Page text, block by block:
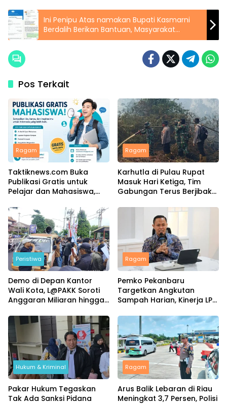
Ini Penipu Atas namakan Bupati Kasmarni
Berdalih Berikan Bantuan, Masyarakat
Diminta Waspada
Pos Terkait
Ragam
Taktiknews.com Buka
Publikasi Gratis untuk
Pelajar dan Mahasiswa,
Ragam
Karhutla di Pulau Rupat
Masuk Hari Ketiga, Tim
Gabungan Terus Berjibaku
Peristiwa
Demo di Depan Kantor
Wali Kota, L@PAKK Soroti
Anggaran Miliaran hingga
Ragam
Pemko Pekanbaru
Targetkan Angkutan
Sampah Harian, Kinerja LPS
Hukum & Kriminal
Pakar Hukum Tegaskan
Tak Ada Sanksi Pidana
Ragam
Arus Balik Lebaran di Riau
Meningkat 3,7 Persen, Polisi